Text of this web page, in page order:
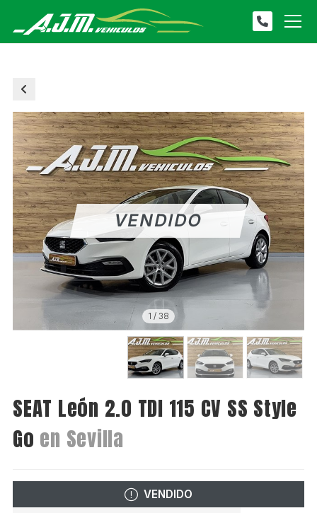
1 / 38
SEAT León 2.0 TDI 115 CV SS Style
Go en Sevilla
VENDIDO